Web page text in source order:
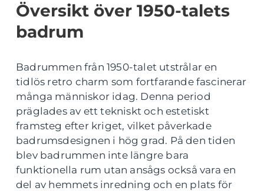
Översikt över 1950-talets
badrum
Badrummen från 1950-talet utstrålar en
tidlös retro charm som fortfarande fascinerar
många människor idag. Denna period
präglades av ett tekniskt och estetiskt
framsteg efter kriget, vilket påverkade
badrumsdesignen i hög grad. På den tiden
blev badrummen inte längre bara
funktionella rum utan ansågs också vara en
del av hemmets inredning och en plats för